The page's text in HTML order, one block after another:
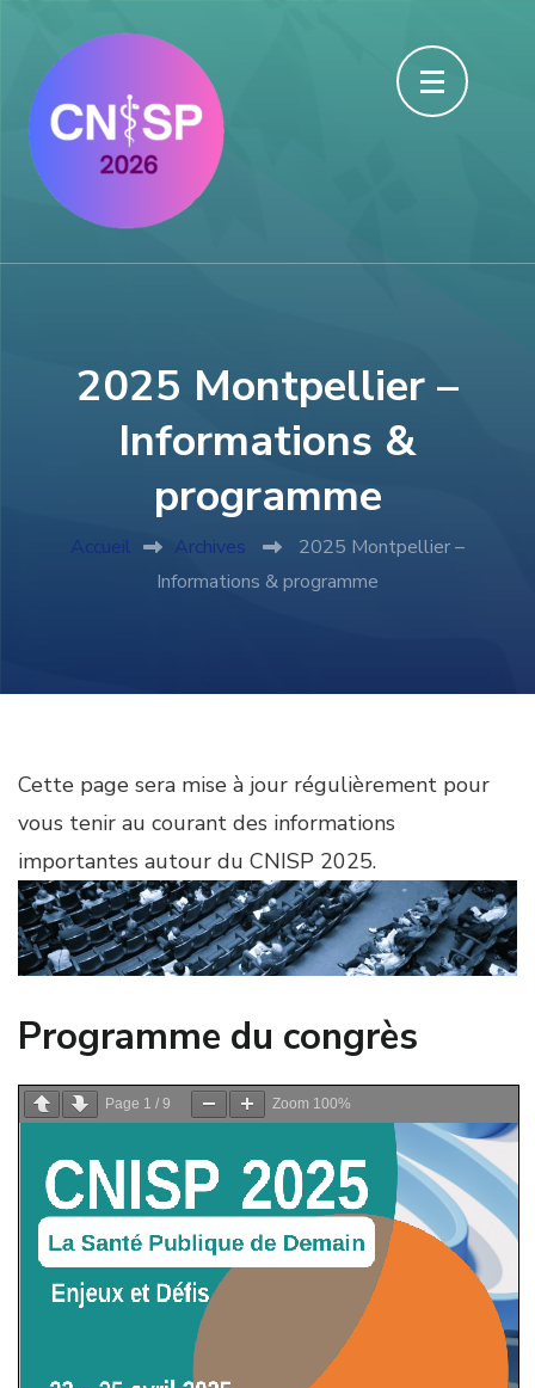
contenu
(Pressez
Entrée)
2025 Montpellier –
Informations &
programme
Accueil Archives
2025 Montpellier –
Informations & programme
Cette page sera mise à jour régulièrement pour
vous tenir au courant des informations
importantes autour du CNISP 2025.
Programme du congrès
Page 1 / 9 Zoom 100%